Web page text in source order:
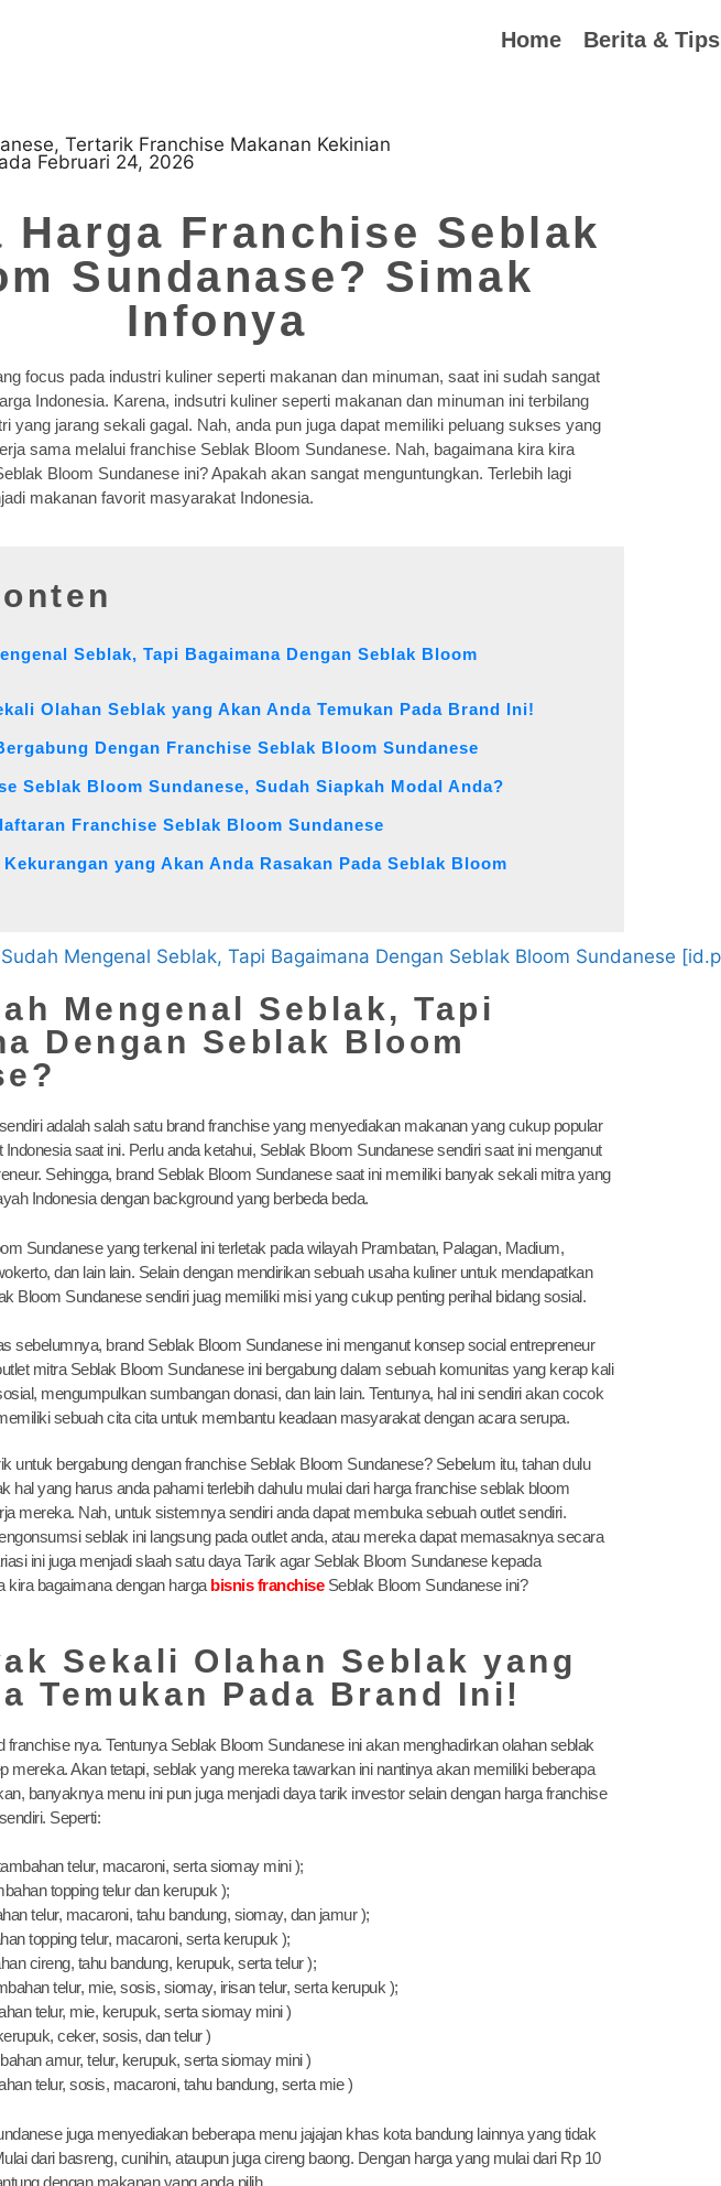
Home Berita & Tips
Februari 24, 2026
Harga Franchise Seblak
Sundanase? Simak
Infonya
focus pada industri kuliner seperti makanan dan minuman, saat ini sudah sangat
Indonesia. Karena, indsutri kuliner seperti makanan dan minuman ini terbilang
yang jarang sekali gagal. Nah, anda pun juga dapat memiliki peluang sukses yang
sama melalui franchise Seblak Bloom Sundanese. Nah, bagaimana kira kira
Bloom Sundanese ini? Apakah akan sangat menguntungkan. Terlebih lagi
makanan favorit masyarakat Indonesia.
Seblak, Tapi Bagaimana Dengan Seblak Bloom
Olahan Seblak yang Akan Anda Temukan Pada Brand Ini!
Dengan Franchise Seblak Bloom Sundanese
Seblak Bloom Sundanese, Sudah Siapkah Modal Anda?
Franchise Seblak Bloom Sundanese
yang Akan Anda Rasakan Pada Seblak Bloom
Mengenal Seblak, Tapi
Dengan Seblak Bloom
adalah salah satu brand franchise yang menyediakan makanan yang cukup popular
saat ini. Perlu anda ketahui, Seblak Bloom Sundanese sendiri saat ini menganut
Sehingga, brand Seblak Bloom Sundanese saat ini memiliki banyak sekali mitra yang
Indonesia dengan background yang berbeda beda.
Sundanese yang terkenal ini terletak pada wilayah Prambatan, Palagan, Madium,
dan lain lain. Selain dengan mendirikan sebuah usaha kuliner untuk mendapatkan
Bloom Sundanese sendiri juag memiliki misi yang cukup penting perihal bidang sosial.
sebelumnya, brand Seblak Bloom Sundanese ini menganut konsep social entrepreneur
mitra Seblak Bloom Sundanese ini bergabung dalam sebuah komunitas yang kerap kali
mengumpulkan sumbangan donasi, dan lain lain. Tentunya, hal ini sendiri akan cocok
sebuah cita cita untuk membantu keadaan masyarakat dengan acara serupa.
untuk bergabung dengan franchise Seblak Bloom Sundanese? Sebelum itu, tahan dulu
hal yang harus anda pahami terlebih dahulu mulai dari harga franchise seblak bloom
mereka. Nah, untuk sistemnya sendiri anda dapat membuka sebuah outlet sendiri.
seblak ini langsung pada outlet anda, atau mereka dapat memasaknya secara
ini juga menjadi slaah satu daya Tarik agar Seblak Bloom Sundanese kepada
kira bagaimana dengan harga bisnis franchiseSeblak Bloom Sundanese ini?
Sekali Olahan Seblak yang
Temukan Pada Brand Ini!
franchise nya. Tentunya Seblak Bloom Sundanese ini akan menghadirkan olahan seblak
mereka. Akan tetapi, seblak yang mereka tawarkan ini nantinya akan memiliki beberapa
banyaknya menu ini pun juga menjadi daya tarik investor selain dengan harga franchise
Seperti:
telur, macaroni, serta siomay mini );
topping telur dan kerupuk );
telur, macaroni, tahu bandung, siomay, dan jamur );
topping telur, macaroni, serta kerupuk );
cireng, tahu bandung, kerupuk, serta telur );
telur, mie, sosis, siomay, irisan telur, serta kerupuk );
telur, mie, kerupuk, serta siomay mini )
ceker, sosis, dan telur )
amur, telur, kerupuk, serta siomay mini )
telur, sosis, macaroni, tahu bandung, serta mie )
juga menyediakan beberapa menu jajajan khas kota bandung lainnya yang tidak
dari basreng, cunihin, ataupun juga cireng baong. Dengan harga yang mulai dari Rp 10
dengan makanan yang anda pilih.